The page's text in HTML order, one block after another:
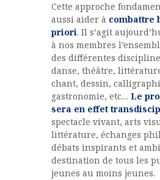
Cette approche
aussi aider à combattre
priori. Il s’agit
à nos membres
des différentes
danse, théâtre,
chant, dessin,
gastronomie, etc… Le
sera en effet
spectacle vivant, arts
littérature, échanges
débats inspirants et
destination de tous les
jeunes au moins jeunes.